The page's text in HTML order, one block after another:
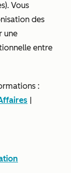
Vous
des
une
entre
:
|